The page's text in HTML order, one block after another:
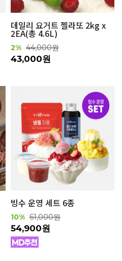
데일리 요거트 젤라또 2kg x
2EA(총 4.6L)
2% 44,000원
43,000원
빙수 운영 세트 6종
10% 61,000원
54,900원